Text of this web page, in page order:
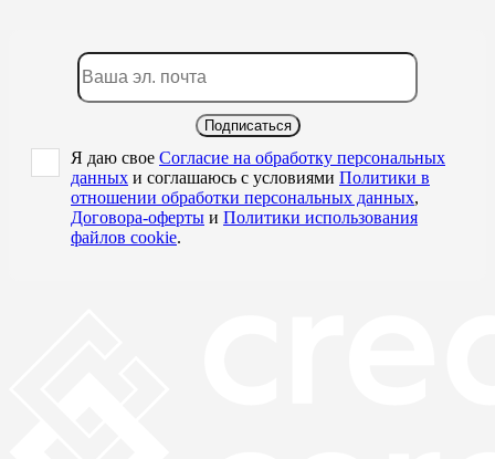
Подписаться
Я даю свое Согласие на обработку персональных
данных и соглашаюсь с условиями Политики в
отношении обработки персональных данных,
Договора-оферты и Политики использования
файлов cookie.